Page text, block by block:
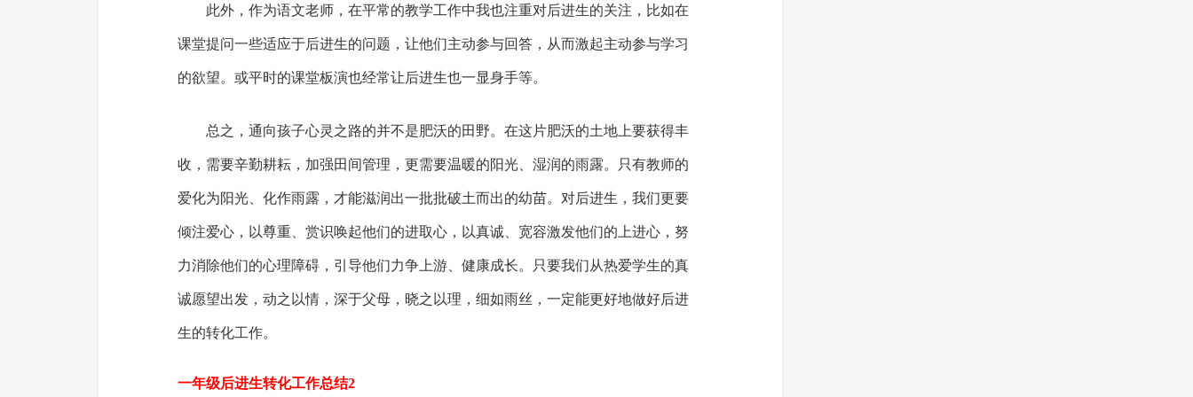
此外，作为语文老师，在平常的教学工作中我也注重对后进生的关注，比如在
课堂提问一些适应于后进生的问题，让他们主动参与回答，从而激起主动参与学习
的欲望。或平时的课堂板演也经常让后进生也一显身手等。
总之，通向孩子心灵之路的并不是肥沃的田野。在这片肥沃的土地上要获得丰
收，需要辛勤耕耘，加强田间管理，更需要温暖的阳光、湿润的雨露。只有教师的
爱化为阳光、化作雨露，才能滋润出一批批破土而出的幼苗。对后进生，我们更要
倾注爱心，以尊重、赏识唤起他们的进取心，以真诚、宽容激发他们的上进心，努
力消除他们的心理障碍，引导他们力争上游、健康成长。只要我们从热爱学生的真
诚愿望出发，动之以情，深于父母，晓之以理，细如雨丝，一定能更好地做好后进
生的转化工作。
一年级后进生转化工作总结2